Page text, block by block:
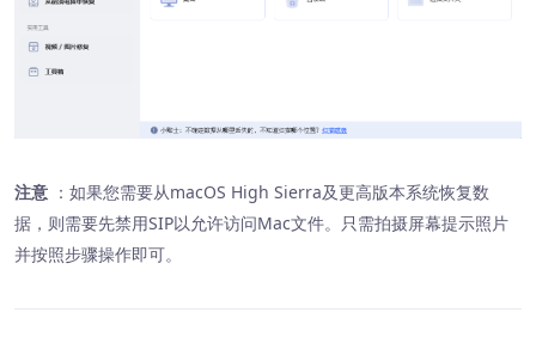
注意 ：如果您需要从macOS High Sierra及更高版本系统恢复数
据，则需要先禁用SIP以允许访问Mac文件。只需拍摄屏幕提示照片
并按照步骤操作即可。